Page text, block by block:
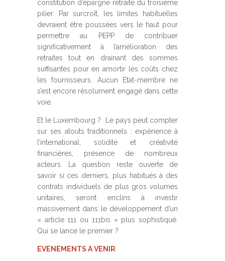
constitution d’épargne retraite du troisième
pilier. Par surcroît, les limites habituelles
devraient être poussées vers le haut pour
permettre au PEPP de contribuer
significativement à l’amélioration des
retraites tout en drainant des sommes
suffisantes pour en amortir les coûts chez
les fournisseurs. Aucun Etat-membre ne
s’est encore résolument engagé dans cette
voie.
Et le Luxembourg ? Le pays peut compter
sur ses atouts traditionnels : expérience à
l’international, solidité et créativité
financières, présence de nombreux
acteurs. La question reste ouverte de
savoir si ces derniers, plus habitués à des
contrats individuels de plus gros volumes
unitaires, seront enclins à investir
massivement dans le développement d’un
« article 111 ou 111bis » plus sophistiqué.
Qui se lance le premier ?
EVENEMENTS A VENIR